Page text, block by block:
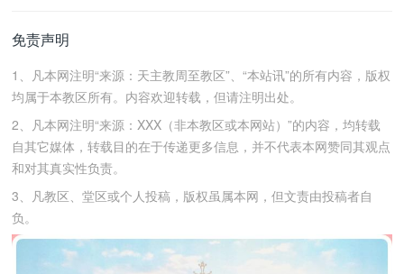
免责声明
1、凡本网注明“来源：天主教周至教区”、“本站讯”的所有内容，版权
均属于本教区所有。内容欢迎转载，但请注明出处。
2、凡本网注明“来源：XXX（非本教区或本网站）”的内容，均转载
自其它媒体，转载目的在于传递更多信息，并不代表本网赞同其观点
和对其真实性负责。
3、凡教区、堂区或个人投稿，版权虽属本网，但文责由投稿者自
负。